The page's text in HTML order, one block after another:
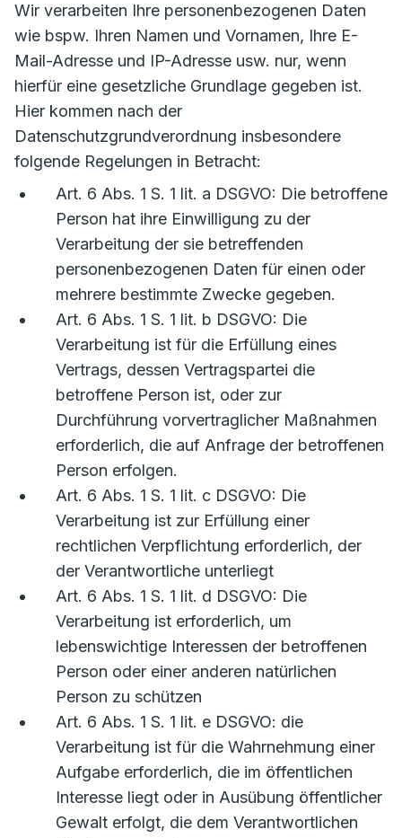
Wir verarbeiten Ihre personenbezogenen Daten
wie bspw. Ihren Namen und Vornamen, Ihre E-
Mail-Adresse und IP-Adresse usw. nur, wenn
hierfür eine gesetzliche Grundlage gegeben ist.
Hier kommen nach der
Datenschutzgrundverordnung insbesondere
folgende Regelungen in Betracht:
Art. 6 Abs. 1 S. 1 lit. a DSGVO: Die betroffene
Person hat ihre Einwilligung zu der
Verarbeitung der sie betreffenden
personenbezogenen Daten für einen oder
mehrere bestimmte Zwecke gegeben.
Art. 6 Abs. 1 S. 1 lit. b DSGVO: Die
Verarbeitung ist für die Erfüllung eines
Vertrags, dessen Vertragspartei die
betroffene Person ist, oder zur
Durchführung vorvertraglicher Maßnahmen
erforderlich, die auf Anfrage der betroffenen
Person erfolgen.
Art. 6 Abs. 1 S. 1 lit. c DSGVO: Die
Verarbeitung ist zur Erfüllung einer
rechtlichen Verpflichtung erforderlich, der
der Verantwortliche unterliegt
Art. 6 Abs. 1 S. 1 lit. d DSGVO: Die
Verarbeitung ist erforderlich, um
lebenswichtige Interessen der betroffenen
Person oder einer anderen natürlichen
Person zu schützen
Art. 6 Abs. 1 S. 1 lit. e DSGVO: die
Verarbeitung ist für die Wahrnehmung einer
Aufgabe erforderlich, die im öffentlichen
Interesse liegt oder in Ausübung öffentlicher
Gewalt erfolgt, die dem Verantwortlichen